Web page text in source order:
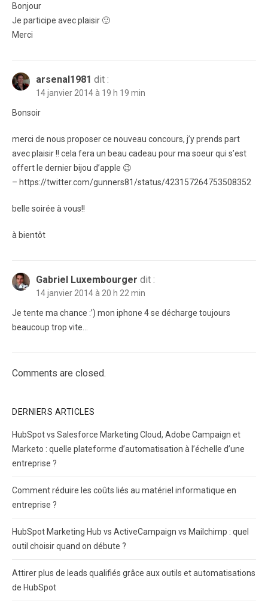
Bonjour
Je participe avec plaisir 🙂
Merci
arsenal1981 dit :
14 janvier 2014 à 19 h 19 min
Bonsoir
merci de nous proposer ce nouveau concours, j’y prends part
avec plaisir !! cela fera un beau cadeau pour ma soeur qui s’est
offert le dernier bijou d’apple 😉
– https://twitter.com/gunners81/status/423157264753508352
belle soirée à vous!!
à bientôt
Gabriel Luxembourger dit :
14 janvier 2014 à 20 h 22 min
Je tente ma chance :’) mon iphone 4 se décharge toujours
beaucoup trop vite…
Comments are closed.
DERNIERS ARTICLES
HubSpot vs Salesforce Marketing Cloud, Adobe Campaign et
Marketo : quelle plateforme d’automatisation à l’échelle d’une
entreprise ?
Comment réduire les coûts liés au matériel informatique en
entreprise ?
HubSpot Marketing Hub vs ActiveCampaign vs Mailchimp : quel
outil choisir quand on débute ?
Attirer plus de leads qualifiés grâce aux outils et automatisations
de HubSpot